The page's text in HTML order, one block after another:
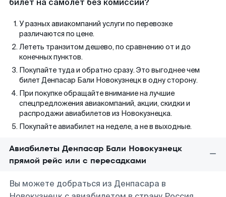
билет на самолет без комиссии?
У разных авиакомпаний услуги по перевозке
различаются по цене.
Лететь транзитом дешево, по сравнению от и до
конечных пунктов.
Покупайте туда и обратно сразу. Это выгоднее чем
билет Денпасар Бали Новокузнецк в одну сторону.
При покупке обращайте внимание на лучшие
спецпредложения авиакомпаний, акции, скидки и
распродажи авиабилетов из Новокузнецка.
Покупайте авиабилет на неделе, а не в выходные.
Авиабилеты Денпасар Бали Новокузнецк
прямой рейс или с пересадками
Вы можете добраться из Денпасара в